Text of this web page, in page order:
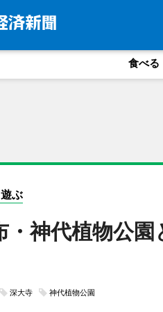
食べる
ぶ
・神代植物公
深大寺 神代植物公園